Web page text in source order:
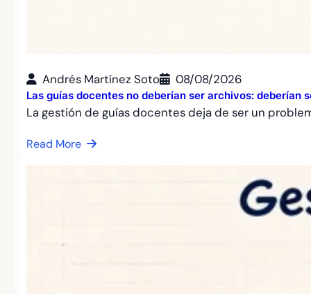
Andrés Martínez Soto 08/08/2026
Las guías docentes no deberían ser archivos: deberían
La gestión de guías docentes deja de ser un
Read More